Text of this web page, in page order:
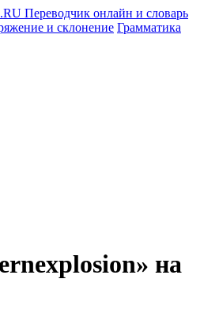
и склонение Грамматика
на